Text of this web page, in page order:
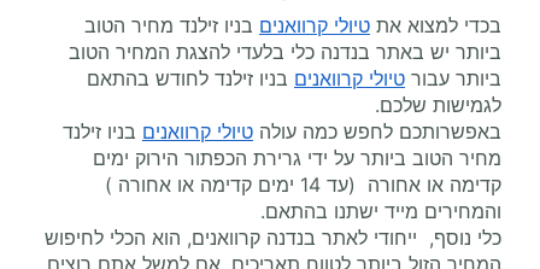
בכדי למצוא את טיולי קרוואנים בניו זילנד מחיר הטוב
ביותר יש באתר בנדנה כלי בלעדי להצגת המחיר הטוב
ביותר עבור טיולי קרוואנים בניו זילנד לחודש בהתאם
לגמישות שלכם.
באפשרותכם לחפש כמה עולה טיולי קרוואנים בניו זילנד
מחיר הטוב ביותר על ידי גרירת הכפתור הירוק ימים
קדימה או אחורה (עד 14 ימים קדימה או אחורה )
והמחירים מייד ישתנו בהתאם.
כלי נוסף, ייחודי לאתר בנדנה קרוואנים, הוא הכלי לחיפוש
המחיר הזול ביותר לטווח תאריכים. אם למשל אתם רוצים